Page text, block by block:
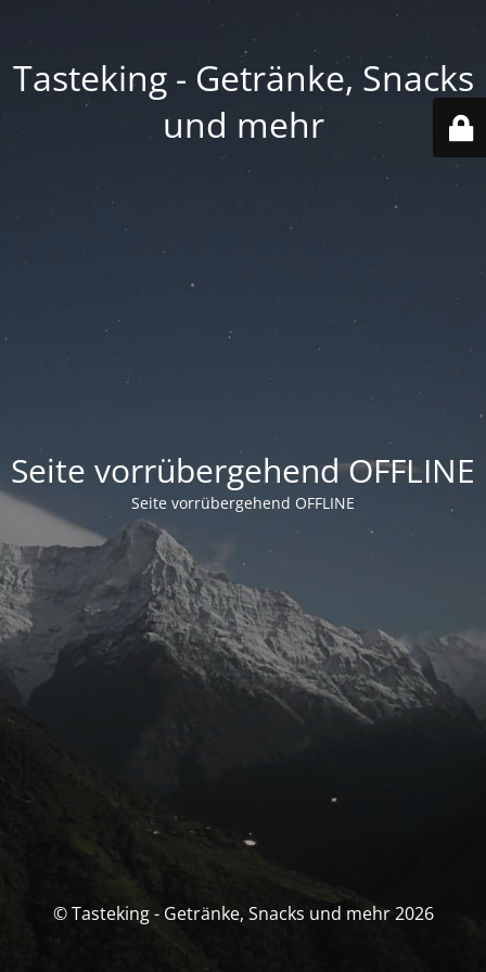
Tasteking - Getränke, Snacks
und mehr
Seite vorrübergehend OFFLINE
Seite vorrübergehend OFFLINE
© Tasteking - Getränke, Snacks und mehr 2026